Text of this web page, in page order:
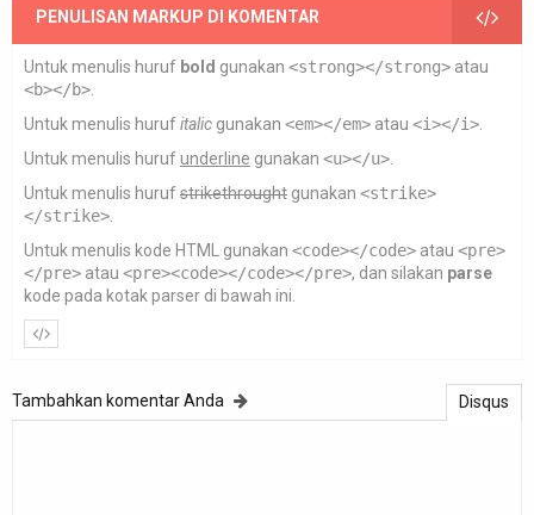
PENULISAN MARKUP DI KOMENTAR
Untuk menulis huruf bold gunakan <strong></strong> atau
<b></b>.
Untuk menulis hurufitalic gunakan <em></em> atau <i></i>.
Untuk menulis hurufunderline gunakan <u></u>.
Untuk menulis hurufstrikethrought gunakan <strike>
</strike>.
Untuk menulis kode HTML gunakan <code></code> atau <pre>
</pre> atau <pre><code></code></pre>, dan silakan parse
kode pada kotak parser di bawah ini.
Disqus
Tambahkan komentar Anda